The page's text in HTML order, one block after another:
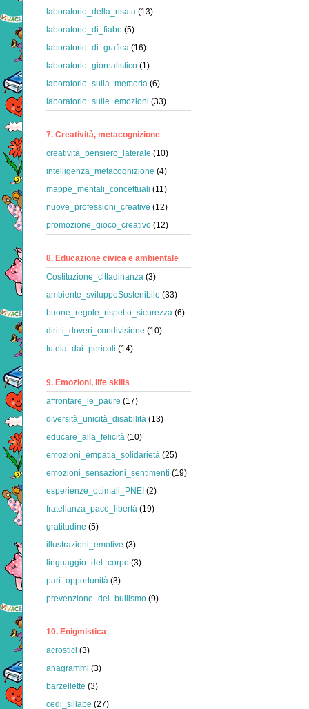
laboratorio_della_risata (13)
laboratorio_di_fiabe (5)
laboratorio_di_grafica (16)
laboratorio_giornalistico (1)
laboratorio_sulla_memoria (6)
laboratorio_sulle_emozioni (33)
7. Creatività, metacognizione
creatività_pensiero_laterale (10)
intelligenza_metacognizione (4)
mappe_mentali_concettuali (11)
nuove_professioni_creative (12)
promozione_gioco_creativo (12)
8. Educazione civica e ambientale
Costituzione_cittadinanza (3)
ambiente_sviluppoSostenibile (33)
buone_regole_rispetto_sicurezza (6)
diritti_doveri_condivisione (10)
tutela_dai_pericoli (14)
9. Emozioni, life skills
affrontare_le_paure (17)
diversità_unicità_disabilità (13)
educare_alla_felicità (10)
emozioni_empatia_solidarietà (25)
emozioni_sensazioni_sentimenti (19)
esperienze_ottimali_PNEI (2)
fratellanza_pace_libertà (19)
gratitudine (5)
illustrazioni_emotive (3)
linguaggio_del_corpo (3)
pari_opportunità (3)
prevenzione_del_bullismo (9)
10. Enigmistica
acrostici (3)
anagrammi (3)
barzellette (3)
cedi_sillabe (27)